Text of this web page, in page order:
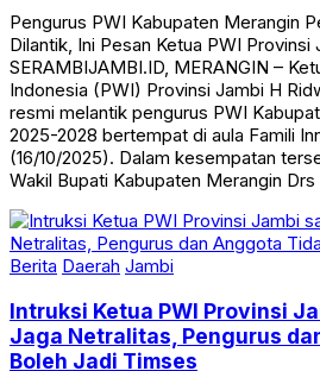
Pengurus PWI Kabupaten Merangin
Dilantik, Ini Pesan Ketua PWI Provinsi
SERAMBIJAMBI.ID, MERANGIN –
Indonesia (PWI) Provinsi Jambi H
resmi melantik pengurus PWI
2025-2028 bertempat di aula Famili
(16/10/2025). Dalam kesempatan
Wakil Bupati Kabupaten Merangin
Berita Daerah Jambi
Intruksi Ketua PWI Provinsi
Jaga Netralitas, Pengurus
Boleh Jadi Timses